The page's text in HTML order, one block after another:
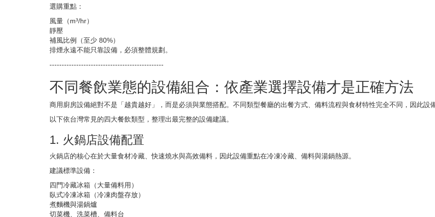
選購重點：
風量（m³/hr）
靜壓
補風比例（至少 80%）
排煙永遠不能只靠設備，必須整體規劃。
-----------------------------------------------
不同餐飲業態的設備組合：依產業選擇設備才是正確方法
商用廚房設備絕對不是「越貴越好」，而是必須與業態搭配。不同類型餐廳的出餐方式、備料流程與食材特性完全不同，因此設
以下依台灣常見的四大餐飲類型，整理出最完整的設備建議。
1. 火鍋店設備配置
火鍋店的核心在於大量食材冷藏、快速燒水與高效備料，因此設備重點在冷凍冷藏、備料與湯鍋熱源。
建議標準設備：
四門冷藏冰箱（大量備料用）
臥式冷凍冰箱（冷凍肉盤存放）
煮麵機與湯鍋爐
切菜機、洗菜槽、備料台